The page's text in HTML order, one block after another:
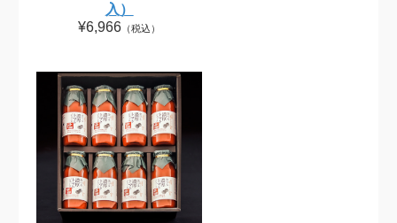
入）
¥6,966 （税込）